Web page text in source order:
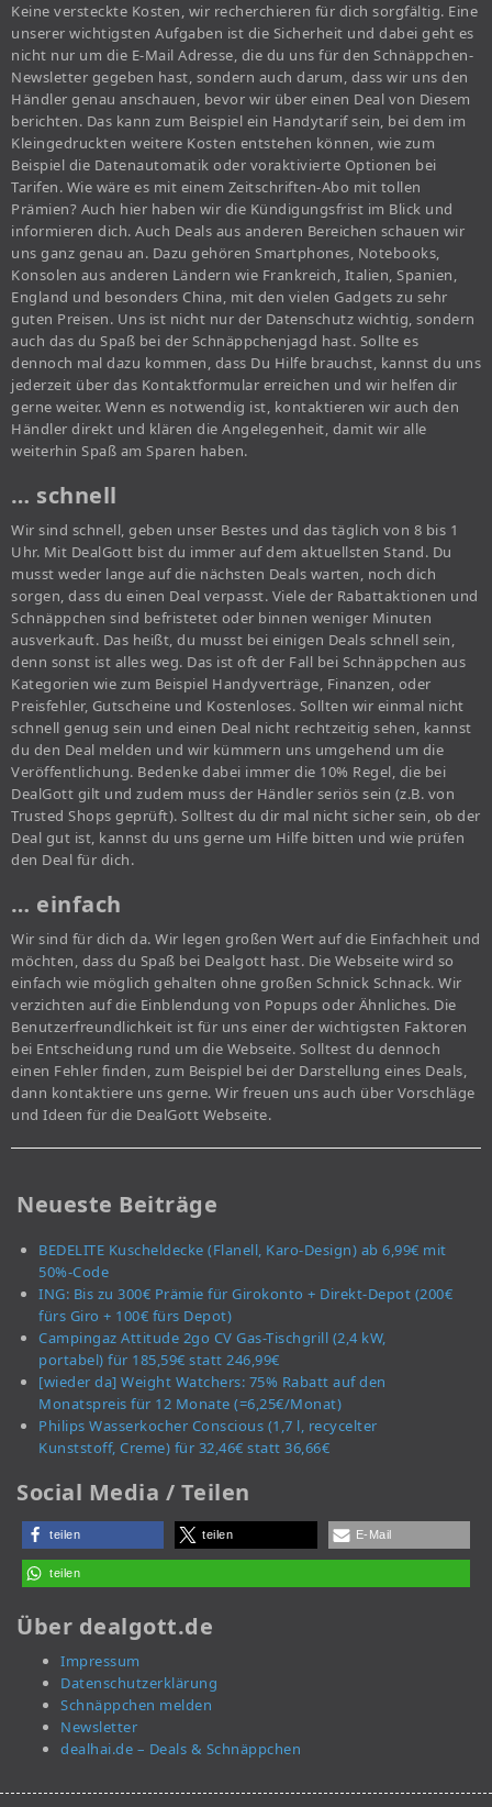
Keine versteckte Kosten, wir recherchieren für dich sorgfältig. Eine
unserer wichtigsten Aufgaben ist die Sicherheit und dabei geht es
nicht nur um die E-Mail Adresse, die du uns für den Schnäppchen-
Newsletter gegeben hast, sondern auch darum, dass wir uns den
Händler genau anschauen, bevor wir über einen Deal von Diesem
berichten. Das kann zum Beispiel ein Handytarif sein, bei dem im
Kleingedruckten weitere Kosten entstehen können, wie zum
Beispiel die Datenautomatik oder voraktivierte Optionen bei
Tarifen. Wie wäre es mit einem Zeitschriften-Abo mit tollen
Prämien? Auch hier haben wir die Kündigungsfrist im Blick und
informieren dich. Auch Deals aus anderen Bereichen schauen wir
uns ganz genau an. Dazu gehören Smartphones, Notebooks,
Konsolen aus anderen Ländern wie Frankreich, Italien, Spanien,
England und besonders China, mit den vielen Gadgets zu sehr
guten Preisen. Uns ist nicht nur der Datenschutz wichtig, sondern
auch das du Spaß bei der Schnäppchenjagd hast. Sollte es
dennoch mal dazu kommen, dass Du Hilfe brauchst, kannst du uns
jederzeit über das Kontaktformular erreichen und wir helfen dir
gerne weiter. Wenn es notwendig ist, kontaktieren wir auch den
Händler direkt und klären die Angelegenheit, damit wir alle
weiterhin Spaß am Sparen haben.
… schnell
Wir sind schnell, geben unser Bestes und das täglich von 8 bis 1
Uhr. Mit DealGott bist du immer auf dem aktuellsten Stand. Du
musst weder lange auf die nächsten Deals warten, noch dich
sorgen, dass du einen Deal verpasst. Viele der Rabattaktionen und
Schnäppchen sind befristetet oder binnen weniger Minuten
ausverkauft. Das heißt, du musst bei einigen Deals schnell sein,
denn sonst ist alles weg. Das ist oft der Fall bei Schnäppchen aus
Kategorien wie zum Beispiel Handyverträge, Finanzen, oder
Preisfehler, Gutscheine und Kostenloses. Sollten wir einmal nicht
schnell genug sein und einen Deal nicht rechtzeitig sehen, kannst
du den Deal melden und wir kümmern uns umgehend um die
Veröffentlichung. Bedenke dabei immer die 10% Regel, die bei
DealGott gilt und zudem muss der Händler seriös sein (z.B. von
Trusted Shops geprüft). Solltest du dir mal nicht sicher sein, ob der
Deal gut ist, kannst du uns gerne um Hilfe bitten und wie prüfen
den Deal für dich.
… einfach
Wir sind für dich da. Wir legen großen Wert auf die Einfachheit und
möchten, dass du Spaß bei Dealgott hast. Die Webseite wird so
einfach wie möglich gehalten ohne großen Schnick Schnack. Wir
verzichten auf die Einblendung von Popups oder Ähnliches. Die
Benutzerfreundlichkeit ist für uns einer der wichtigsten Faktoren
bei Entscheidung rund um die Webseite. Solltest du dennoch
einen Fehler finden, zum Beispiel bei der Darstellung eines Deals,
dann kontaktiere uns gerne. Wir freuen uns auch über Vorschläge
und Ideen für die DealGott Webseite.
Neueste Beiträge
BEDELITE Kuscheldecke (Flanell, Karo-Design) ab 6,99€ mit
50%-Code
ING: Bis zu 300€ Prämie für Girokonto + Direkt-Depot (200€
fürs Giro + 100€ fürs Depot)
Campingaz Attitude 2go CV Gas-Tischgrill (2,4 kW,
portabel) für 185,59€ statt 246,99€
[wieder da] Weight Watchers: 75% Rabatt auf den
Monatspreis für 12 Monate (=6,25€/Monat)
Philips Wasserkocher Conscious (1,7 l, recycelter
Kunststoff, Creme) für 32,46€ statt 36,66€
Social Media / Teilen
teilen teilen E-Mail
teilen
Über dealgott.de
Impressum
Datenschutzerklärung
Schnäppchen melden
Newsletter
dealhai.de – Deals & Schnäppchen